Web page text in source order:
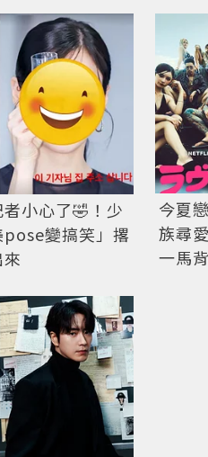
小心了🤣！少
變搞笑」撂
今夏
族尋
一馬